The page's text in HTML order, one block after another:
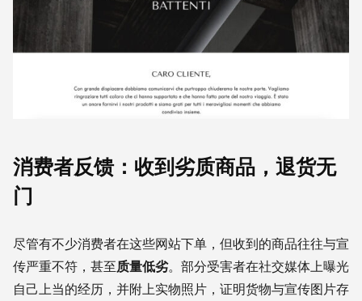
消费者反馈：收到劣质商品，退货无
门
尽管有不少消费者在这些网站下单，但收到的商品往往与宣
传严重不符，甚至质量低劣。部分受害者在社交媒体上曝光
自己上当的经历，并附上实物照片，证明货物与宣传图片存